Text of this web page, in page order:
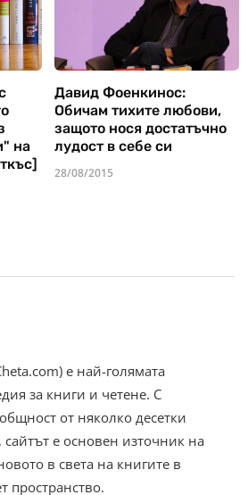
на
Давид Фоенкинос:
Обичам тихите любови,
защото нося достатъчно
лудост в себе си
28/08/2015
е най-голямата
за книги и четене. С
от няколко десетки
е основен източник на
в света на книгите в
пространство.